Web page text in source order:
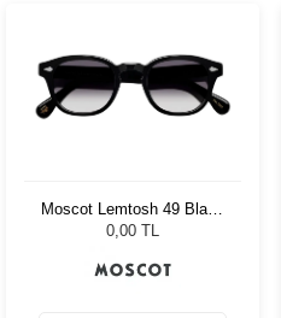
Moscot Lemtosh 49 Black
American Grey Fade
0,00 TL